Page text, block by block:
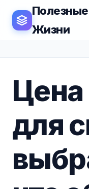
Жизни
Цена
для